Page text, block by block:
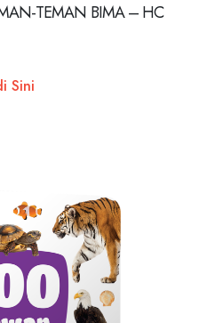
TEMAN BIMA – HC
Sini